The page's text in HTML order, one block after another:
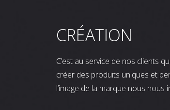
CRÉATION
C’est au service de nos clients
créer des produits uniques et
l’image de la marque nous